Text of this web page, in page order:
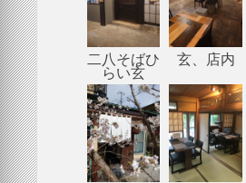
二八そばひ
らい玄
玄、店内